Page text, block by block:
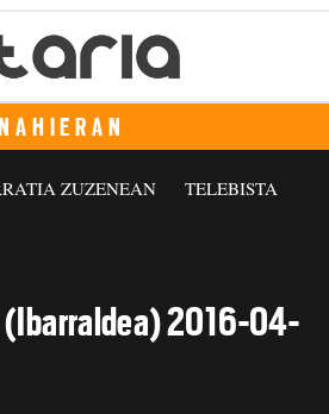
ZUZENEAN TELEBISTA
(Ibarraldea) 2016-04-